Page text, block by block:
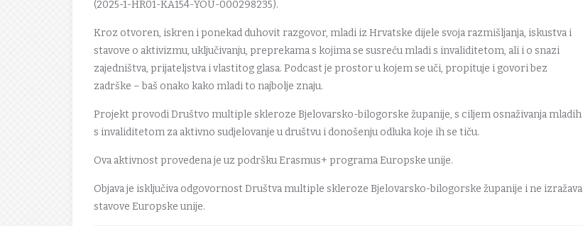
(2025-1-HR01-KA154-YOU-000298235).
Kroz otvoren, iskren i ponekad duhovit razgovor, mladi iz Hrvatske dijele svoja razmišljanja, iskustva i
stavove o aktivizmu, uključivanju, preprekama s kojima se susreću mladi s invaliditetom, ali i o snazi
zajedništva, prijateljstva i vlastitog glasa. Podcast je prostor u kojem se uči, propituje i govori bez
zadrške – baš onako kako mladi to najbolje znaju.
Projekt provodi Društvo multiple skleroze Bjelovarsko-bilogorske županije, s ciljem osnaživanja mladih
s invaliditetom za aktivno sudjelovanje u društvu i donošenju odluka koje ih se tiču.
Ova aktivnost provedena je uz podršku Erasmus+ programa Europske unije.
Objava je isključiva odgovornost Društva multiple skleroze Bjelovarsko-bilogorske županije i ne izražava
stavove Europske unije.